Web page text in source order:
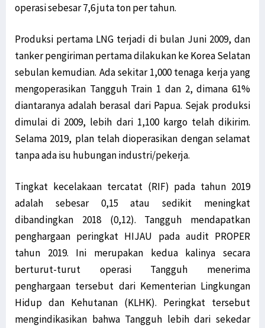
operasi sebesar 7,6 juta ton per tahun.
Produksi pertama LNG terjadi di bulan Juni 2009, dan
tanker pengiriman pertama dilakukan ke Korea Selatan
sebulan kemudian. Ada sekitar 1,000 tenaga kerja yang
mengoperasikan Tangguh Train 1 dan 2, dimana 61%
diantaranya adalah berasal dari Papua. Sejak produksi
dimulai di 2009, lebih dari 1,100 kargo telah dikirim.
Selama 2019, plan telah dioperasikan dengan selamat
tanpa ada isu hubungan industri/pekerja.
Tingkat kecelakaan tercatat (RIF) pada tahun 2019
adalah sebesar 0,15 atau sedikit meningkat
dibandingkan 2018 (0,12). Tangguh mendapatkan
penghargaan peringkat HIJAU pada audit PROPER
tahun 2019. Ini merupakan kedua kalinya secara
berturut-turut operasi Tangguh menerima
penghargaan tersebut dari Kementerian Lingkungan
Hidup dan Kehutanan (KLHK). Peringkat tersebut
mengindikasikan bahwa Tangguh lebih dari sekedar